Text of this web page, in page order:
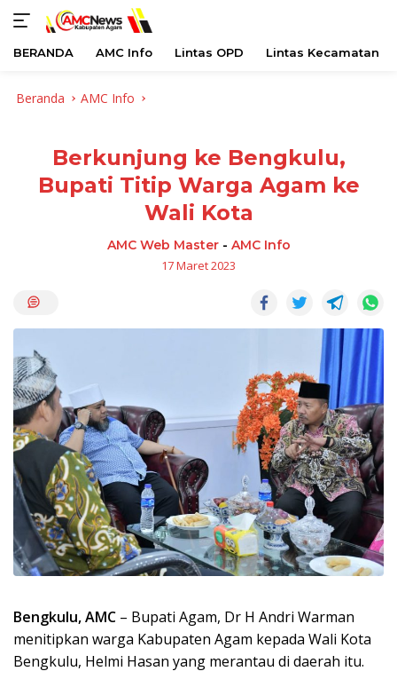
BERANDA AMC Info Lintas OPD Lintas Kecamatan
Beranda AMC Info
Berkunjung ke Bengkulu,
Bupati Titip Warga Agam ke
Wali Kota
AMC Web Master- AMC Info
17 Maret 2023
Bengkulu, AMC – Bupati Agam, Dr H Andri Warman
menitipkan warga Kabupaten Agam kepada Wali Kota
Bengkulu, Helmi Hasan yang merantau di daerah itu.